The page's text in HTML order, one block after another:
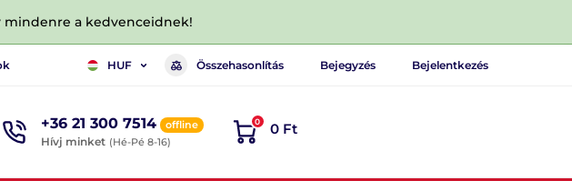
mindenre a kedvenceidnek!
HUF Összehasonlítás Bejegyzés Bejelentkezés
+36 21 300 7514 offline
Hívj minket (Hé-Pé 8-16)
0 0 Ft